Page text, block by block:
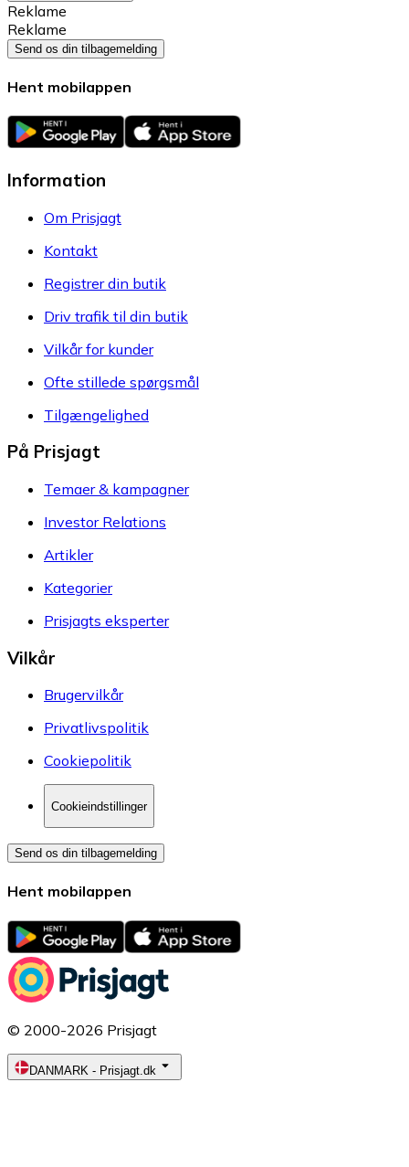
Reklame
Reklame
Send os din tilbagemelding
Hent mobilappen
Information
Om Prisjagt
Kontakt
Registrer din butik
Driv trafik til din butik
Vilkår for kunder
Ofte stillede spørgsmål
Tilgængelighed
På Prisjagt
Temaer & kampagner
Investor Relations
Artikler
Kategorier
Prisjagts eksperter
Vilkår
Brugervilkår
Privatlivspolitik
Cookiepolitik
Cookieindstillinger
Send os din tilbagemelding
Hent mobilappen
© 2000-2026 Prisjagt
DANMARK - Prisjagt.dk